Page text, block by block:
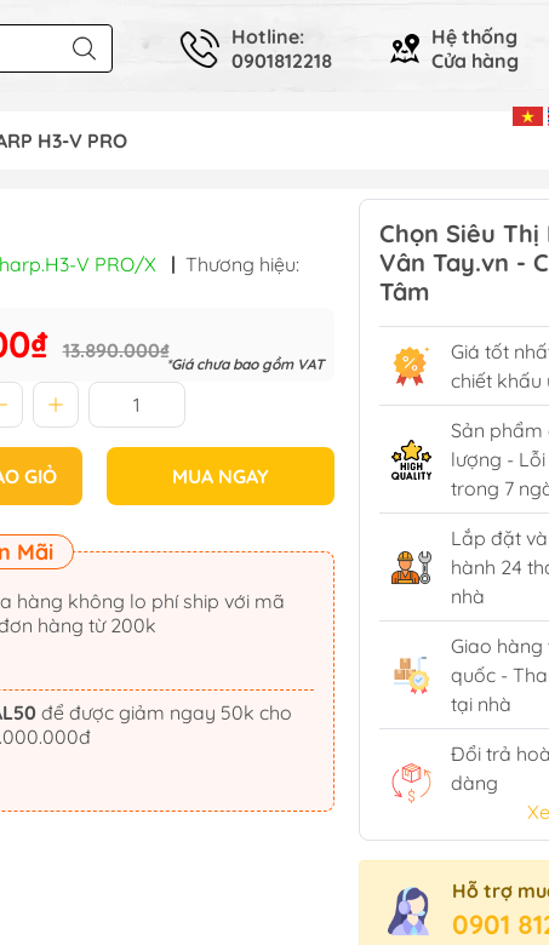
Hotline:
0901812218
Hệ thống
Cửa hàng
H3-V PRO
V PRO/X | Thương hiệu:
13.890.000₫
*Giá chưa bao gồm VAT
GIỎ MUA NGAY
Mãi
hàng không lo phí ship với mã
hàng từ 200k
để được giảm ngay 50k cho
Chọn Siêu Thị
Vân Tay.vn -
Tâm
Giá tốt
chiết khấu
Sản phẩm
lượng - Lỗi
trong 7
Lắp đặt
hành 24
nhà
Giao hàng
quốc -
tại nhà
Đổi trả
dàng
Hỗ trợ
0901